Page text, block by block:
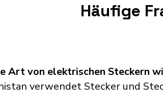
Häufige
Art von elektrischen Steckern
verwendet Stecker und